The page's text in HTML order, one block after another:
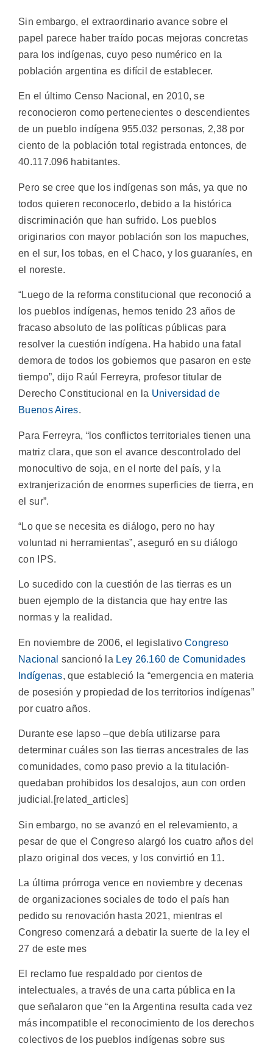
Sin embargo, el extraordinario avance sobre el
papel parece haber traído pocas mejoras concretas
para los indígenas, cuyo peso numérico en la
población argentina es difícil de establecer.
En el último Censo Nacional, en 2010, se
reconocieron como pertenecientes o descendientes
de un pueblo indígena 955.032 personas, 2,38 por
ciento de la población total registrada entonces, de
40.117.096 habitantes.
Pero se cree que los indígenas son más, ya que no
todos quieren reconocerlo, debido a la histórica
discriminación que han sufrido. Los pueblos
originarios con mayor población son los mapuches,
en el sur, los tobas, en el Chaco, y los guaraníes, en
el noreste.
“Luego de la reforma constitucional que reconoció a
los pueblos indígenas, hemos tenido 23 años de
fracaso absoluto de las políticas públicas para
resolver la cuestión indígena. Ha habido una fatal
demora de todos los gobiernos que pasaron en este
tiempo”, dijo Raúl Ferreyra, profesor titular de
Derecho Constitucional en la Universidad de
Buenos Aires.
Para Ferreyra, “los conflictos territoriales tienen una
matriz clara, que son el avance descontrolado del
monocultivo de soja, en el norte del país, y la
extranjerización de enormes superficies de tierra, en
el sur”.
“Lo que se necesita es diálogo, pero no hay
voluntad ni herramientas”, aseguró en su diálogo
con IPS.
Lo sucedido con la cuestión de las tierras es un
buen ejemplo de la distancia que hay entre las
normas y la realidad.
En noviembre de 2006, el legislativoCongreso
Nacional sancionó la Ley 26.160 de Comunidades
Indígenas, que estableció la “emergencia en materia
de posesión y propiedad de los territorios indígenas”
por cuatro años.
Durante ese lapso –que debía utilizarse para
determinar cuáles son las tierras ancestrales de las
comunidades, como paso previo a la titulación-
quedaban prohibidos los desalojos, aun con orden
judicial.[related_articles]
Sin embargo, no se avanzó en el relevamiento, a
pesar de que el Congreso alargó los cuatro años del
plazo original dos veces, y los convirtió en 11.
La última prórroga vence en noviembre y decenas
de organizaciones sociales de todo el país han
pedido su renovación hasta 2021, mientras el
Congreso comenzará a debatir la suerte de la ley el
27 de este mes
El reclamo fue respaldado por cientos de
intelectuales, a través de una carta pública en la
que señalaron que “en la Argentina resulta cada vez
más incompatible el reconocimiento de los derechos
colectivos de los pueblos indígenas sobre sus